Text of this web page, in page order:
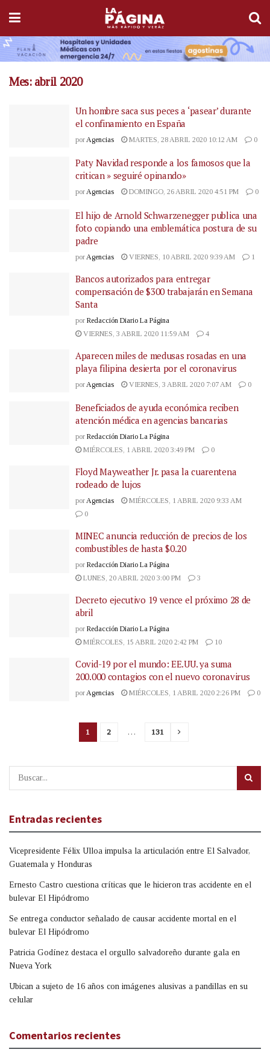
Mes: abril 2020
Un hombre saca sus peces a ‘pasear’ durante
el confinamiento en España
por Agencias MARTES, 28 ABRIL 2020 10:12 AM 0
Paty Navidad responde a los famosos que la
critican » seguiré opinando»
porAgencias DOMINGO, 26 ABRIL 2020 4:51 PM 0
El hijo de Arnold Schwarzenegger publica una
foto copiando una emblemática postura de su
padre
por Agencias VIERNES, 10 ABRIL 2020 9:39 AM 1
Bancos autorizados para entregar
compensación de $300 trabajarán en Semana
Santa
por Redacción Diario La Página
VIERNES, 3 ABRIL 2020 11:59 AM
4
Aparecen miles de medusas rosadas en una
playa filipina desierta por el coronavirus
por Agencias VIERNES, 3 ABRIL 2020 7:07 AM 0
Beneficiados de ayuda económica reciben
atención médica en agencias bancarias
por Redacción Diario La Página
MIÉRCOLES, 1 ABRIL 2020 3:49 PM
0
Floyd Mayweather Jr. pasa la cuarentena
rodeado de lujos
porAgencias
MIÉRCOLES, 1 ABRIL 2020 9:33 AM
0
MINEC anuncia reducción de precios de los
combustibles de hasta $0.20
por Redacción Diario La Página
LUNES, 20 ABRIL 2020 3:00 PM
3
Decreto ejecutivo 19 vence el próximo 28 de
abril
por Redacción Diario La Página
MIÉRCOLES, 15 ABRIL 2020 2:42 PM
10
Covid-19 por el mundo: EE.UU. ya suma
200.000 contagios con el nuevo coronavirus
porAgencias MIÉRCOLES, 1 ABRIL 2020 2:26 PM 0
1 2 … 131
Entradas recientes
Vicepresidente Félix Ulloa impulsa la articulación entre El Salvador,
Guatemala y Honduras
Ernesto Castro cuestiona críticas que le hicieron tras accidente en el
bulevar El Hipódromo
Se entrega conductor señalado de causar accidente mortal en el
bulevar El Hipódromo
Patricia Godínez destaca el orgullo salvadoreño durante gala en
Nueva York
Ubican a sujeto de 16 años con imágenes alusivas a pandillas en su
celular
Comentarios recientes